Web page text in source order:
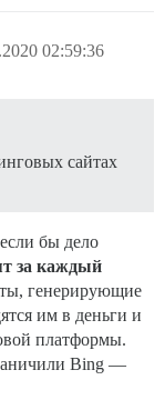
02:59:36
сайтах
бы дело
за каждый
генерирующие
им в деньги и
платформы.
Bing —